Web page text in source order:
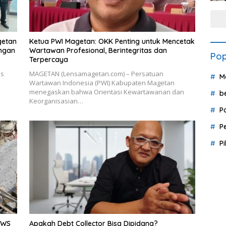
Ketua PWI Magetan: OKK Penting untuk Mencetak
Wartawan Profesional, Berintegritas dan
Terpercaya
MAGETAN (Lensamagetan.com) – Persatuan
Wartawan Indonesia (PWI) Kabupaten Magetan
menegaskan bahwa Orientasi Kewartawanan dan
Keorganisasian…
Apakah Debt Collector Bisa Dipidana?